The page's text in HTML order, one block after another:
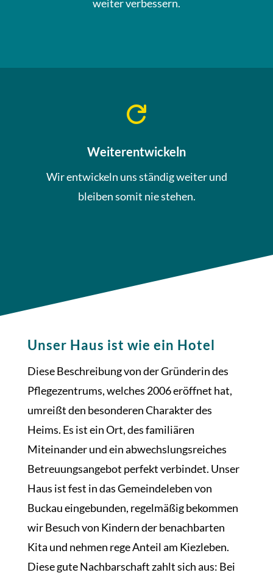
weiter verbessern.

Weiterentwickeln
Wir entwickeln uns ständig weiter und
bleiben somit nie stehen.
Unser Haus ist wie ein Hotel
Diese Beschreibung von der Gründerin des
Pflegezentrums, welches 2006 eröffnet hat,
umreißt den besonderen Charakter des
Heims. Es ist ein Ort, des familiären
Miteinander und ein abwechslungsreiches
Betreuungsangebot perfekt verbindet. Unser
Haus ist fest in das Gemeindeleben von
Buckau eingebunden, regelmäßig bekommen
wir Besuch von Kindern der benachbarten
Kita und nehmen rege Anteil am Kiezleben.
Diese gute Nachbarschaft zahlt sich aus: Bei